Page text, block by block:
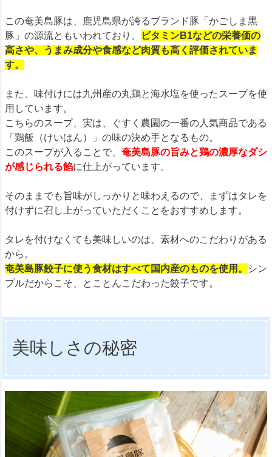
この奄美島豚は、鹿児島県が誇るブランド豚「かごしま黒
豚」の源流ともいわれており、
ビタミンB1などの栄養価の
高さや、うまみ成分や食感など肉質も高く評価されていま
す。
また、味付けには九州産の丸鶏と海水塩を使ったスープを使
用しています。
こちらのスープ、実は、ぐすく農園の一番の人気商品である
「鶏飯（けいはん）」の味の決め手となるもの。
このスープが入ることで、 奄美島豚の旨みと鶏の濃厚なダシ
が感じられる餡に仕上がっています。
そのままでも旨味がしっかりと味わえるので、まずはタレを
付けずに召し上がっていただくことをおすすめします。
タレを付けなくても美味しいのは、素材へのこだわりがある
から。
奄美島豚餃子に使う食材はすべて国内産のものを使用。
シン
プルだからこそ、とことんこだわった餃子です。
美味しさの秘密